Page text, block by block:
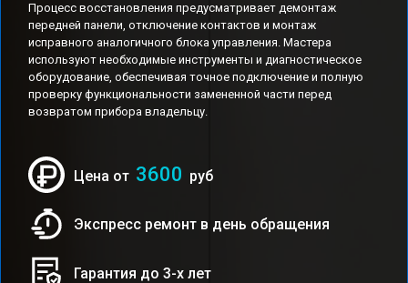
Процесс восстановления предусматривает демонтаж
передней панели, отключение контактов и монтаж
исправного аналогичного блока управления. Мастера
используют необходимые инструменты и диагностическое
оборудование, обеспечивая точное подключение и полную
проверку функциональности замененной части перед
возвратом прибора владельцу.
Цена от 3600 руб
Экспресс ремонт в день обращения
Гарантия до 3-х лет